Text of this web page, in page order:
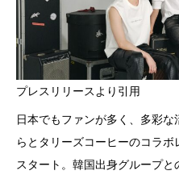
プレスリリースより引用
日本でもファンが多く、多彩
らとタリーズコーヒーのコラ
スタート。韓国出身グループ